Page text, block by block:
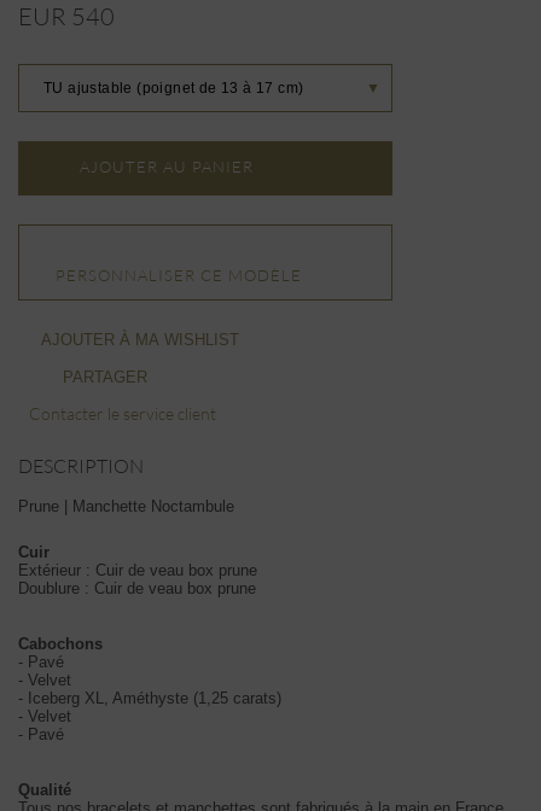
EUR 540
TU ajustable (poignet de 13 à 17 cm) ▼
AJOUTER AU PANIER
PERSONNALISER CE MODÈLE
AJOUTER À MA WISHLIST
PARTAGER
Contacter le service client
DESCRIPTION
Prune | Manchette Noctambule
Cuir
Extérieur : Cuir de veau box prune
Doublure : Cuir de veau box prune
Cabochons
- Pavé
- Velvet
- Iceberg XL, Améthyste (1,25 carats)
- Velvet
- Pavé
Qualité